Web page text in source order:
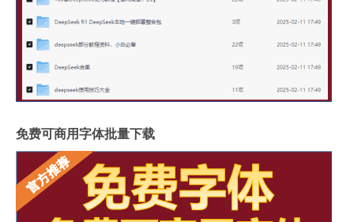
免费可商用字体批量下载